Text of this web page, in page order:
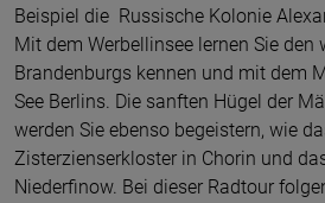
Beispiel die Russische Kolonie
Mit dem Werbellinsee lernen Sie den
Brandenburgs kennen und mit dem
See Berlins. Die sanften Hügel der
werden Sie ebenso begeistern, wie
Zisterzienserkloster in Chorin und
Niederfinow. Bei dieser Radtour